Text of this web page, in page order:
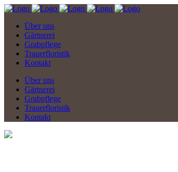
Über uns
Gärtnerei
Grabpflege
Trauerfloristik
Kontakt
Über uns
Gärtnerei
Grabpflege
Trauerfloristik
Kontakt